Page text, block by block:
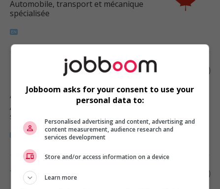
Automobile, transport et mécanique
spécialisée
Long haul truck driver
Abbotsford, BC
Automobile, transport et mécanique
spécialisée
Truck driver, long haul
Jobboom asks for your consent to use your
personal data to:
Personalised advertising and content, advertising and
content measurement, audience research and
services development
Store and/or access information on a device
Learn more